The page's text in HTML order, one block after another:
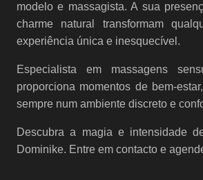
modelo e massagista. A sua
charme natural transformam
experiência única e inesquecível.
Especialista em massagens
proporciona momentos de bem-
sempre num ambiente discreto e
Descubra a magia e intensidade
Dominike. Entre em contacto e